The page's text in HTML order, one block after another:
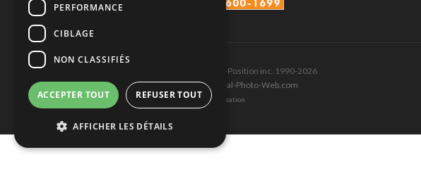
Tous droits réservés © Les Éditions Pole-Position inc. 1990-2026
Ce site est produit et hébergé par Montréal-Photo-Web.com
Politique de confidentialité et Conditions d’utilisation
PERFORMANCE
CIBLAGE
NON CLASSIFIÉS
ACCEPTER TOUT REFUSER TOUT
AFFICHER LES DÉTAILS